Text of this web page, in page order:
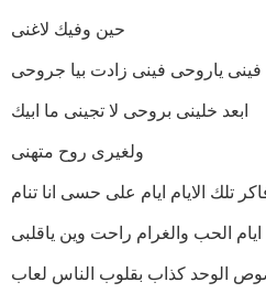
حين وفيك لاغنى
ياروحى فينى زادت بيا جروحى
ابعد خلينى بروحى لا تجينى ما ابيك
ولغيرى روح متهنى
تلك الايام ايام على حسى انا تنام
ايام الحب والغرام راحت وين ياقلبى
الوحد كذاب بقلوب الناس لعاب